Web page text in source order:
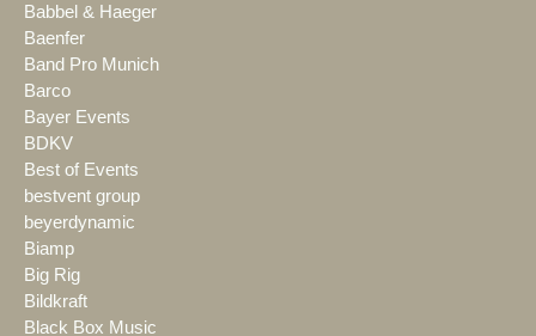
Babbel & Haeger
Baenfer
Band Pro Munich
Barco
Bayer Events
BDKV
Best of Events
bestvent group
beyerdynamic
Biamp
Big Rig
Bildkraft
Black Box Music